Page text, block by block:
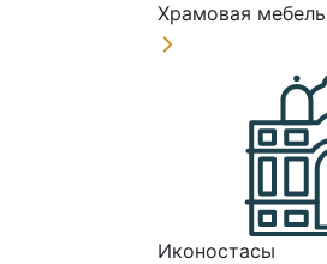
Храмовая мебель
Иконостасы